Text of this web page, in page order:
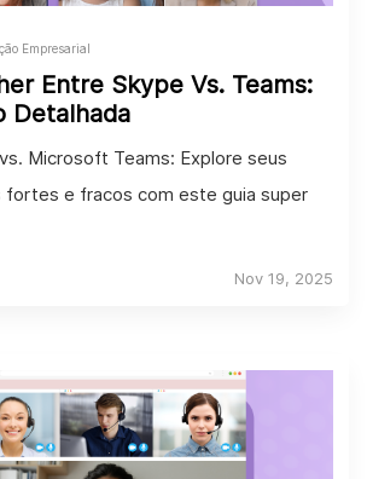
Empresarial
Entre Skype Vs. Teams:
Detalhada
Microsoft Teams: Explore seus
fortes e fracos com este guia super
Nov 19, 2025